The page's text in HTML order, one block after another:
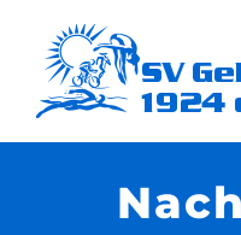
Inhalt
springen